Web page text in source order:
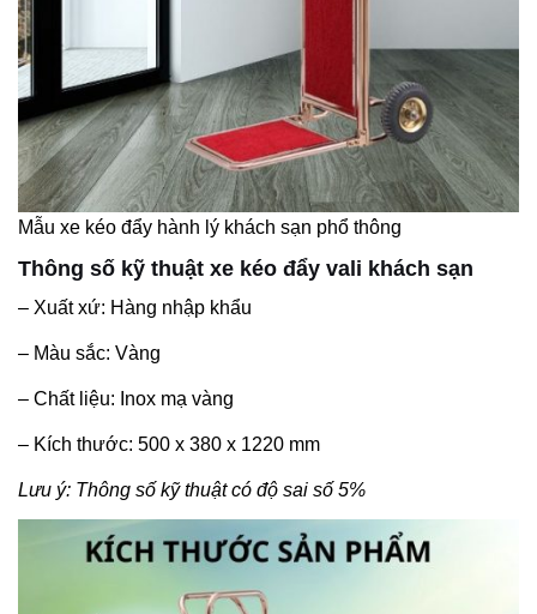
Mẫu xe kéo đẩy hành lý khách sạn phổ thông
Thông số kỹ thuật xe kéo đẩy vali khách sạn
– Xuất xứ: Hàng nhập khẩu
– Màu sắc: Vàng
– Chất liệu: Inox mạ vàng
– Kích thước: 500 x 380 x 1220 mm
Lưu ý: Thông số kỹ thuật có độ sai số 5%